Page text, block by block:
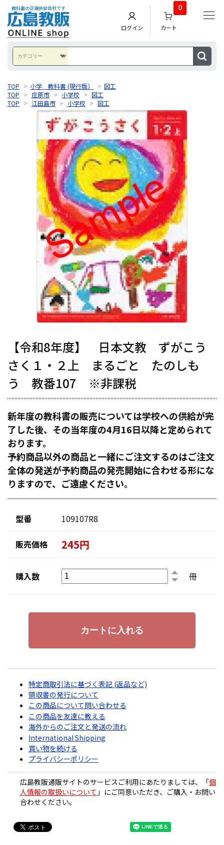
教科書の正規供給会社です
ログイン カート
0
TOP > 小学 教科書 (現行版） > 図工
TOP > 庄原市 > 小学校 > 図工
TOP > 江田島市 > 小学校 > 図工
広島市 > 小学校 > 図工
安芸郡 > 小学校 > 図工
竹原市 > 小学校 > 図工
豊田郡 > 小学校 > 図工
福山市 > 小学校 > 図工
府中市 > 小学校 > 図工
海外子女用教科書 > 小学校 > 図工
【令和8年度】 日本文教 ずがこう
さく１・２上 まるごと たのしも
う 教番107 ※非課税
新年度の教科書の販売については学校への供給が完
了した後、その当年度の4月16日以降と定められて
おります。
予約商品以外の商品と一緒にご注文するのはご注文
全体の発送が予約商品の発売開始に合わせる形にな
りますので、ご遠慮ください。
型番 109107R8
販売価格 245円
購入数 冊
特定商取引法に基づく表記 (返品など)
領収書の発行について
この商品について問い合わせる
この商品を友達に教える
海外からのご注文と発送の流れ
International Shipping
買い物を続ける
プライバシーポリシー
広島教販通販サイトのサービスご利用にあたりましては、「個
人情報の取扱いについて 」にご同意いただき、ご購入・お問い
合わせください。